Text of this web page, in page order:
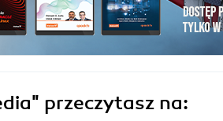
przeczytasz na: